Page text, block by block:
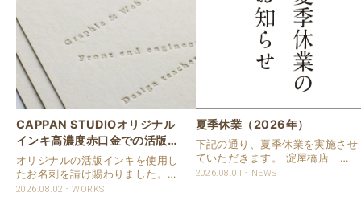
CAPPAN STUDIOオリジナル
インキ高濃度赤口金での活版名
刺
オリジナルの活版インキを使用し
たお名刺を請け賜わりました。
用紙は新バフン紙Nのきぬを使用
2026.08.02 WORKS
夏季休業（2026年）
下記の通り、夏季休業を実施させ
ていただきます。 淀屋橋店 通
常営業いたします。 奈良店 8月
2026.08.01 NEWS